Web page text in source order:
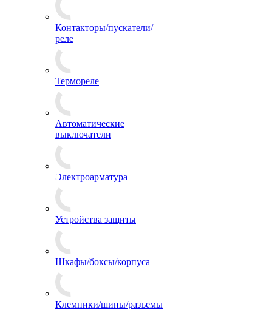
Контакторы/пускатели/
реле
Термореле
Автоматические
выключатели
Электроарматура
Устройства защиты
Шкафы/боксы/корпуса
Клемники/шины/разъемы